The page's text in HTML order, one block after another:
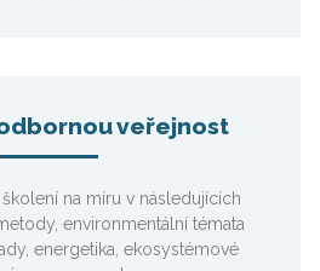
veřejnost
na míru v následujících
environmentální témata
energetika, ekosystémové